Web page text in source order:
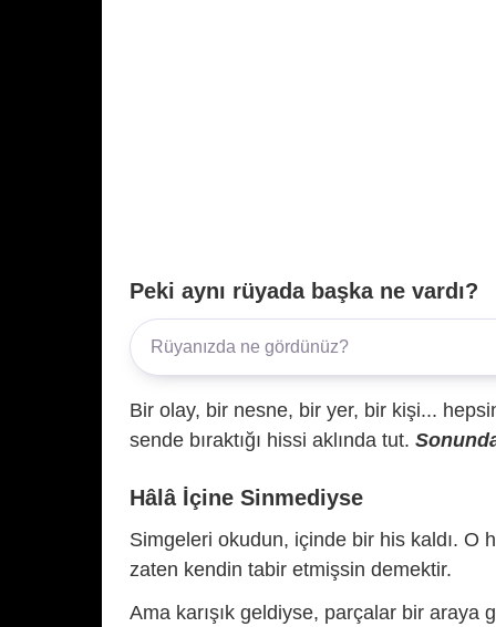
Peki aynı rüyada başka ne vardı?
Bir olay, bir nesne, bir yer, bir kişi...
sende bıraktığı hissi aklında tut.
Hâlâ İçine Sinmediyse
Simgeleri okudun, içinde bir his kaldı. O
zaten kendin tabir etmişsin demektir.
Ama karışık geldiyse, parçalar bir araya